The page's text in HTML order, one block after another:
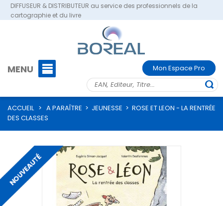
DIFFUSEUR & DISTRIBUTEUR au service des professionnels de la
cartographie et du livre
MENU Mon Espace Pro
ACCUEIL > A PARAÎTRE > JEUNESSE > ROSE ET LEON - LA RENTRÉE
DES CLASSES